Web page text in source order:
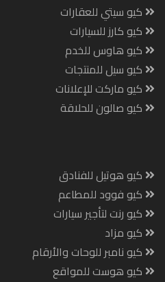
كيو سيتي للعقارات
كيو كارز للسيارات
كيو هاوس للخدم
كيو سيل للمنتجات
كيو ماركت للإعلانات
كيو صالون للحلاقة
كيو هوتيل للفنادق
كيو فوود للمطاعم
كيو رنت لتأجير سيارات
كيو مزاد
كيو نامبر للوحات والأرقام
كيو هوست للمواقع